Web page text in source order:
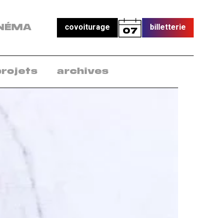
covoiturage 07 billetterie
archives